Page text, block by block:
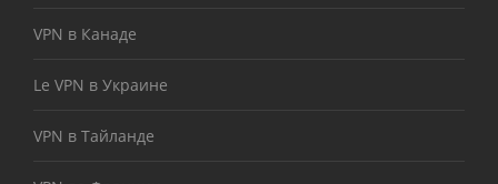
VPN в Канаде
Le VPN в Украине
VPN в Тайланде